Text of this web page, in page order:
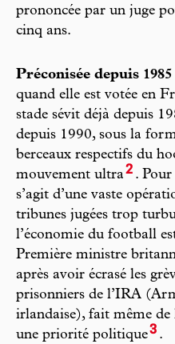
prononcée par un juge
cinq ans.
Préconisée depuis 1985
quand elle est votée en
stade sévit déjà depuis
depuis 1990, sous la
berceaux respectifs du
mouvement ultra2 . Pour
s’agit d’une vaste
tribunes jugées trop
l’économie du football
Première ministre
après avoir écrasé les
prisonniers de l’IRA
irlandaise), fait même de
une priorité politique3 .